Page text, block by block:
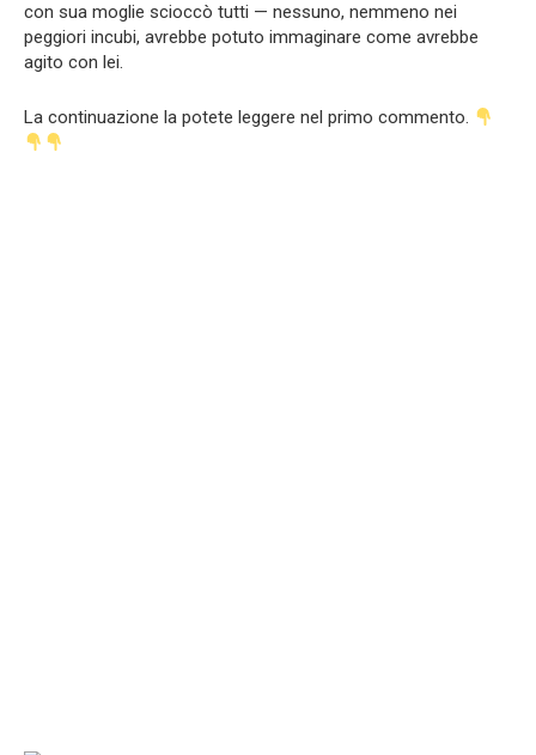
con sua moglie scioccò tutti — nessuno, nemmeno nei
peggiori incubi, avrebbe potuto immaginare come avrebbe
agito con lei.
La continuazione la potete leggere nel primo commento.